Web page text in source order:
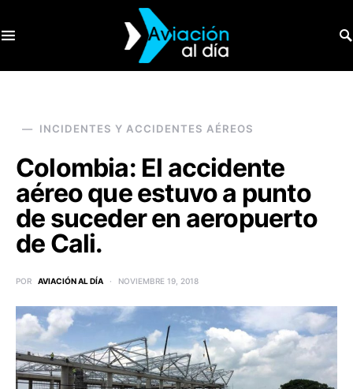
INCIDENTES Y ACCIDENTES AÉREOS
Colombia: El accidente
aéreo que estuvo a punto
de suceder en aeropuerto
de Cali.
POR AVIACIÓN AL DÍA NOVIEMBRE 19, 2018